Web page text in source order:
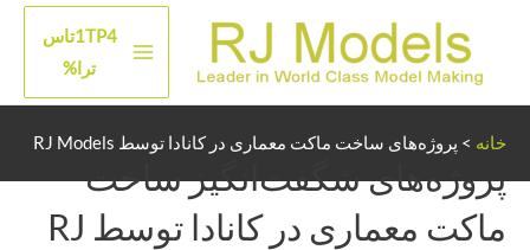
1TP4تاس
ترا%
خانه > پروژه‌های ساخت ماکت معماری در کانادا توسط RJ Models
پروژه‌های شگفت‌انگیز ساخت
ماکت معماری در کانادا توسط RJ